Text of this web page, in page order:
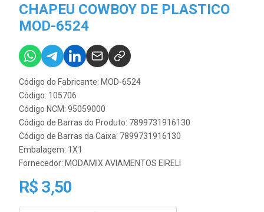
CHAPEU COWBOY DE PLASTICO
MOD-6524
Código do Fabricante: MOD-6524
Código: 105706
Código NCM: 95059000
Código de Barras do Produto: 7899731916130
Código de Barras da Caixa: 7899731916130
Embalagem: 1X1
Fornecedor: MODAMIX AVIAMENTOS EIRELI
R$ 3,50